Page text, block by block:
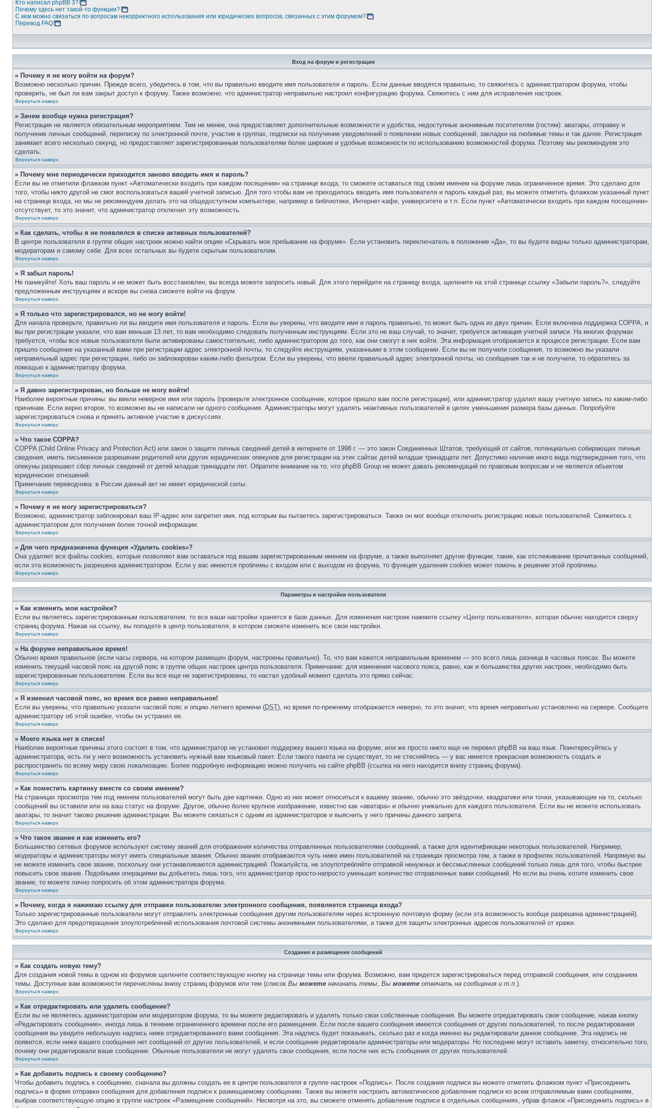
Кто написал phpBB 3?
Почему здесь нет такой-то функции?
С кем можно связаться по вопросам некорректного использования или юридических вопросов, связанных с этим форумом?
Перевод FAQ
Вход на форум и регистрация
» Почему я не могу войти на форум?
Возможно несколько причин. Прежде всего, убедитесь в том, что вы правильно вводите имя пользователя и пароль. Если данные вводятся правильно, то свяжитесь с администратором форума, чтобы
проверить, не был ли вам закрыт доступ к форуму. Также возможно, что администратор неправильно настроил конфигурацию форума. Свяжитесь с ним для исправления настроек.
Вернуться наверх
» Зачем вообще нужна регистрация?
Регистрация не является обязательным мероприятием. Тем не менее, она предоставляет дополнительные возможности и удобства, недоступные анонимным посетителям (гостям): аватары, отправку и
получение личных сообщений, переписку по электронной почте, участие в группах, подписки на получение уведомлений о появлении новых сообщений, закладки на любимые темы и так далее. Регистрация
занимает всего несколько секунд, но предоставляет зарегистрированным пользователям более широкие и удобные возможности по использованию возможностей форума. Поэтому мы рекомендуем это
сделать.
Вернуться наверх
» Почему мне периодически приходится заново вводить имя и пароль?
Если вы не отметили флажком пункт «Автоматически входить при каждом посещении» на странице входа, то сможете оставаться под своим именем на форуме лишь ограниченное время. Это сделано для
того, чтобы никто другой не смог воспользоваться вашей учетной записью. Для того чтобы вам не приходилось вводить имя пользователя и пароль каждый раз, вы можете отметить флажком указанный пункт
на странице входа, но мы не рекомендуем делать это на общедоступном компьютере, например в библиотеке, Интернет-кафе, университете и т.п. Если пункт «Автоматически входить при каждом посещении»
отсутствует, то это значит, что администратор отключил эту возможность.
Вернуться наверх
» Как сделать, чтобы я не появлялся в списке активных пользователей?
В центре пользователя в группе общих настроек можно найти опцию «Скрывать мое пребывание на форуме». Если установить переключатель в положение «Да», то вы будете видны только администраторам,
модераторам и самому себе. Для всех остальных вы будете скрытым пользователем.
Вернуться наверх
» Я забыл пароль!
Не паникуйте! Хоть ваш пароль и не может быть восстановлен, вы всегда можете запросить новый. Для этого перейдите на страницу входа, щелкните на этой странице ссылку «Забыли пароль?», следуйте
предложенным инструкциям и вскоре вы снова сможете войти на форум.
Вернуться наверх
» Я только что зарегистрировался, но не могу войти!
Для начала проверьте, правильно ли вы вводите имя пользователя и пароль. Если вы уверены, что вводите имя и пароль правильно, то может быть одна из двух причин. Если включена поддержка COPPA, и
вы при регистрации указали, что вам меньше 13 лет, то вам необходимо следовать полученным инструкциям. Если это не ваш случай, то значит, требуется активация учетной записи. На многих форумах
требуется, чтобы все новые пользователи были активированы самостоятельно, либо администратором до того, как они смогут в них войти. Эта информация отображается в процессе регистрации. Если вам
пришло сообщение на указанный вами при регистрации адрес электронной почты, то следуйте инструкциям, указанными в этом сообщении. Если вы не получили сообщения, то возможно вы указали
неправильный адрес при регистрации, либо он заблокирован каким-либо фильтром. Если вы уверены, что ввели правильный адрес электронной почты, но сообщения так и не получили, то обратитесь за
помощью к администратору форума.
Вернуться наверх
» Я давно зарегистрирован, но больше не могу войти!
Наиболее вероятные причины: вы ввели неверное имя или пароль (проверьте электронное сообщение, которое пришло вам после регистрации), или администратор удалил вашу учетную запись по каким-либо
причинам. Если верно второе, то возможно вы не написали ни одного сообщения. Администраторы могут удалять неактивных пользователей в целях уменьшения размера базы данных. Попробуйте
зарегистрироваться снова и принять активное участие в дискуссиях.
Вернуться наверх
» Что такое COPPA?
COPPA (Child Online Privacy and Protection Act) или закон о защите личных сведений детей в интернете от 1998 г. — это закон Соединенных Штатов, требующий от сайтов, потенциально собирающих личные
сведения, иметь письменное разрешение родителей или других юридических опекунов для регистрации на этих сайтах детей младше тринадцати лет. Допустимо наличие иного вида подтверждения того, что
опекуны разрешают сбор личных сведений от детей младше тринадцати лет. Обратите внимание на то, что phpBB Group не может давать рекомендаций по правовым вопросам и не является объектом
юридических отношений.
Примечание переводчика: в России данный акт не имеет юридической силы.
Вернуться наверх
» Почему я не могу зарегистрироваться?
Возможно, администратор заблокировал ваш IP-адрес или запретил имя, под которым вы пытаетесь зарегистрироваться. Также он мог вообще отключить регистрацию новых пользователей. Свяжитесь с
администратором для получения более точной информации.
Вернуться наверх
» Для чего предназначена функция «Удалить cookies»?
Она удаляет все файлы cookies, которые позволяют вам оставаться под вашим зарегистрированным именем на форуме, а также выполняет другие функции, такие, как отслеживание прочитанных сообщений,
если эта возможность разрешена администратором. Если у вас имеются проблемы с входом или с выходом из форума, то функция удаления cookies может помочь в решении этой проблемы.
Вернуться наверх
Параметры и настройки пользователя
» Как изменить мои настройки?
Если вы являетесь зарегистрированным пользователем, то все ваши настройки хранятся в базе данных. Для изменения настроек нажмите ссылку «Центр пользователя», которая обычно находится сверху
страниц форума. Нажав на ссылку, вы попадете в центр пользователя, в котором сможете изменить все свои настройки.
Вернуться наверх
» На форуме неправильное время!
Обычно время правильное (если часы сервера, на котором размещен форум, настроены правильно). То, что вам кажется неправильным временем — это всего лишь разница в часовых поясах. Вы можете
изменить текущий часовой пояс на другой пояс в группе общих настроек центра пользователя. Примечание: для изменения часового пояса, равно, как и большинства других настроек, необходимо быть
зарегистрированным пользователем. Если вы все еще не зарегистрированы, то настал удобный момент сделать это прямо сейчас.
Вернуться наверх
» Я изменил часовой пояс, но время все равно неправильное!
Если вы уверены, что правильно указали часовой пояс и опцию летнего времени (DST), но время по-прежнему отображается неверно, то это значит, что время неправильно установлено на сервере. Сообщите
администратору об этой ошибке, чтобы он устранил ее.
Вернуться наверх
» Моего языка нет в списке!
Наиболее вероятные причины этого состоят в том, что администратор не установил поддержку вашего языка на форуме, или же просто никто еще не перевел phpBB на ваш язык. Поинтересуйтесь у
администратора, есть ли у него возможность установить нужный вам языковый пакет. Если такого пакета не существует, то не стесняйтесь — у вас имеется прекрасная возможность создать и
распространить по всему миру свою локализацию. Более подробную информацию можно получить на сайте phpBB (ссылка на него находится внизу страниц форума).
Вернуться наверх
» Как поместить картинку вместе со своим именем?
На страницах просмотра тем под именем пользователей могут быть две картинки. Одно из них может относиться к вашему званию, обычно это звёздочки, квадратики или точки, указывающие на то, сколько
сообщений вы оставили или на ваш статус на форуме. Другое, обычно более крупное изображение, известно как «аватара» и обычно уникально для каждого пользователя. Если вы не можете использовать
аватары, то значит таково решение администрации. Вы можете связаться с одним из администраторов и выяснить у него причины данного запрета.
Вернуться наверх
» Что такое звание и как изменить его?
Большинство сетевых форумов используют систему званий для отображения количества отправленных пользователями сообщений, а также для идентификации некоторых пользователей. Например,
модераторы и администраторы могут иметь специальные звания. Обычно звания отображаются чуть ниже имен пользователей на страницах просмотра тем, а также в профилях пользователей. Напрямую вы
не можете изменить свое звание, поскольку они устанавливаются администрацией. Пожалуйста, не злоупотребляйте отправкой ненужных и бессмысленных сообщений только лишь для того, чтобы быстрее
повысить свое звание. Подобными операциями вы добьетесь лишь того, что администратор просто-напросто уменьшит количество отправленных вами сообщений. Но если вы очень хотите изменить свое
звание, то можете лично попросить об этом администратора форума.
Вернуться наверх
» Почему, когда я нажимаю ссылку для отправки пользователю электронного сообщения, появляется страница входа?
Только зарегистрированные пользователи могут отправлять электронные сообщения другим пользователям через встроенную почтовую форму (если эта возможность вообще разрешена администрацией).
Это сделано для предотвращения злоупотреблений использования почтовой системы анонимными пользователями, а также для защиты электронных адресов пользователей от кражи.
Вернуться наверх
Создание и размещение сообщений
» Как создать новую тему?
Для создания новой темы в одном из форумов щелкните соответствующую кнопку на странице темы или форума. Возможно, вам придется зарегистрироваться перед отправкой сообщения, или созданием
темы. Доступные вам возможности перечислены внизу страниц форумов или тем (список Вы можете начинать темы, Вы можете отвечать на сообщения и т.п.).
Вернуться наверх
» Как отредактировать или удалить сообщение?
Если вы не являетесь администратором или модератором форума, то вы можете редактировать и удалять только свои собственные сообщения. Вы можете отредактировать свое сообщение, нажав кнопку
«Редактировать сообщение», иногда лишь в течение ограниченного времени после его размещения. Если после вашего сообщения имеются сообщения от других пользователей, то после редактирования
сообщения вы увидите небольшую надпись ниже отредактированного вами сообщения. Эта надпись будет показывать, сколько раз и когда именно вы редактировали данное сообщение. Эта надпись не
появится, если ниже вашего сообщения нет сообщений от других пользователей, и если сообщение редактировали администраторы или модераторы. Но последние могут оставить заметку, относительно того,
почему они редактировали ваше сообщение. Обычные пользователи не могут удалять свои сообщения, если после них есть сообщения от других пользователей.
Вернуться наверх
» Как добавить подпись к своему сообщению?
Чтобы добавить подпись к сообщению, сначала вы должны создать ее в центре пользователя в группе настроек «Подпись». После создания подписи вы можете отметить флажком пункт «Присоединить
подпись» в форме отправки сообщения для добавления подписи к размещаемому сообщению. Также вы можете настроить автоматическое добавление подписи ко всем отправляемым вами сообщениям,
выбрав соответствующую опцию в группе настроек «Размещение сообщений». Несмотря на это, вы сможете отменять добавление подписи в отдельных сообщениях, убрав флажок «Присоединить подпись» в